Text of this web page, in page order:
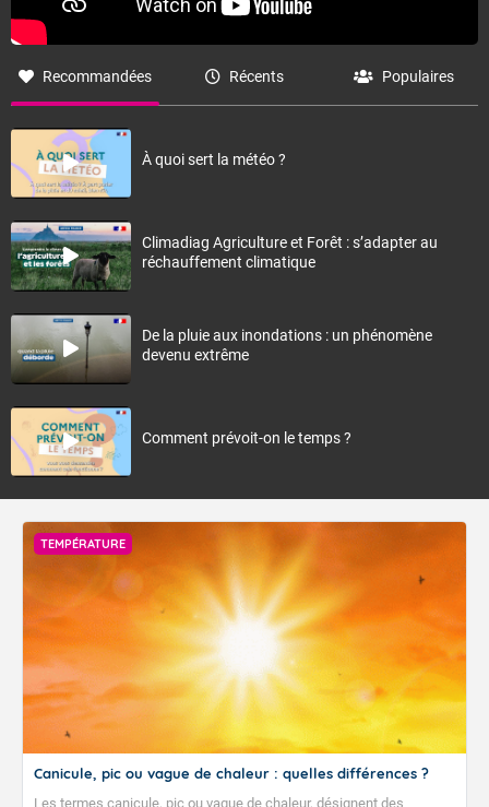
Recommandées Récents Populaires
À quoi sert la météo ?
Climadiag Agriculture et Forêt : s’adapter au
réchauffement climatique
De la pluie aux inondations : un phénomène
devenu extrême
Comment prévoit-on le temps ?
TEMPÉRATURE
Canicule, pic ou vague de chaleur : quelles différences ?
Les termes canicule, pic ou vague de chaleur, désignent des